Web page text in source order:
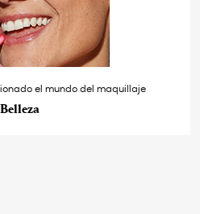
el mundo del maquillaje
Belleza